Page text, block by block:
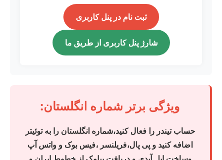
ثبت نام در پنل کاربری
شارژ پنل کاربری از طریق ما
ویژگی برتر شماره انگلستان:
حساب تیندر را فعال کنید،شماره انگلستان را به توئیتر
اضافه کنید و پی پال،فریلنسر ،فیس بوک و واتس آپ